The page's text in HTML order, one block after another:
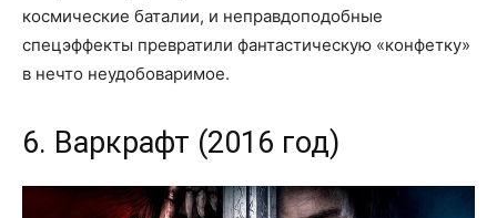
космические баталии, и неправдоподобные
спецэффекты превратили фантастическую «конфетку»
в нечто неудобоваримое.
6. Варкрафт (2016 год)